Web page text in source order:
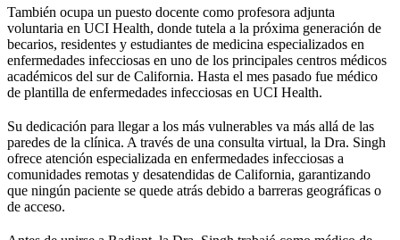
También ocupa un puesto docente como profesora adjunta
voluntaria en UCI Health, donde tutela a la próxima generación de
becarios, residentes y estudiantes de medicina especializados en
enfermedades infecciosas en uno de los principales centros médicos
académicos del sur de California. Hasta el mes pasado fue médico
de plantilla de enfermedades infecciosas en UCI Health.
Su dedicación para llegar a los más vulnerables va más allá de las
paredes de la clínica. A través de una consulta virtual, la Dra. Singh
ofrece atención especializada en enfermedades infecciosas a
comunidades remotas y desatendidas de California, garantizando
que ningún paciente se quede atrás debido a barreras geográficas o
de acceso.